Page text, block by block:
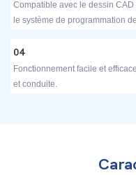
Compatible avec le dessin
le système de programmation
04
Fonctionnement facile et
et conduite.